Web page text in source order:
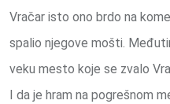
Vračar isto ono brdo na
spalio njegove mošti.
veku mesto koje se zvalo
I da je hram na pogrešnom